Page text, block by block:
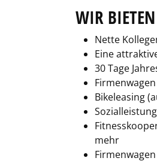
WIR BIETEN
Nette
Eine
30 Tage
Bikeleasing
mehr